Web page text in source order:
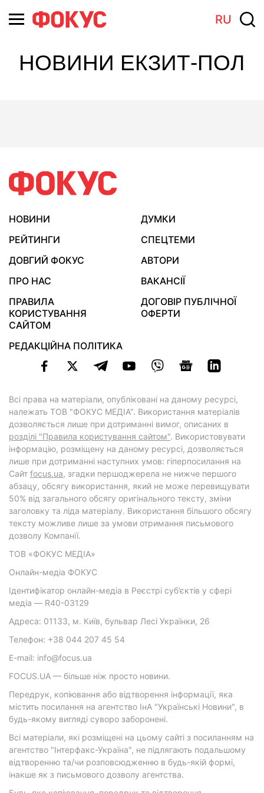
RU
НОВИНИ ЕКЗИТ-ПОЛ
НОВИНИ
ДУМКИ
РЕЙТИНГИ
СПЕЦТЕМИ
ДОВГИЙ ФОКУС
АВТОРИ
ПРО НАС
ВАКАНСІЇ
ПРАВИЛА
КОРИСТУВАННЯ
САЙТОМ
ДОГОВІР ПУБЛІЧНОЇ
ОФЕРТИ
РЕДАКЦІЙНА ПОЛІТИКА
Всі права на матеріали, опубліковані на даному ресурсі,
належать ТОВ "ФОКУС МЕДІА". Використання матеріалів
дозволяється лише при дотриманні вимог, описаних в
розділі "Правила користування сайтом". Використовувати
інформацію, розміщену на даному ресурсі, дозволяється
лише при дотриманні наступних умов: гіперпосилання на
Cайт focus.ua, згадки першоджерела не нижче першого
абзацу, обсягу використання, який не може перевищувати
50% від загального обсягу оригінального тексту, зміни
заголовку та ліда матеріалу. Використання більшого обсягу
тексту можливе лише за умови отримання письмового
дозволу Компанії.
ТОВ «ФОКУС МЕДІА»
Онлайн-медіа ФОКУС
Ідентифікатор онлайн-медіа в Реєстрі суб’єктів у сфері
медіа — R40-03129
Адреса: 01133, м. Київ, бульвар Лесі Українки, 26
Телефон: +38 044 207 45 54
E-mail: info@focus.ua
FOCUS.UA — більше ніж просто новини.
Передрук, копіювання або відтворення інформації, яка
містить посилання на агентство ІнА "Українські Новини", в
будь-якому вигляді суворо заборонені.
Всі матеріали, які розміщені на цьому сайті з посиланням на
агентство "Інтерфакс-Україна", не підлягають подальшому
відтворенню та/чи розповсюдженню в будь-якій формі,
інакше як з письмового дозволу агентства.